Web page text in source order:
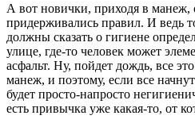
А вот новички, приходя в манеж,
придерживались правил. И ведь
должны сказать о гигиене
улице, где-то человек может
асфальт. Ну, пойдет дождь, все
манеж, и поэтому, если все
будет просто-напросто
есть привычка уже какая-то, от